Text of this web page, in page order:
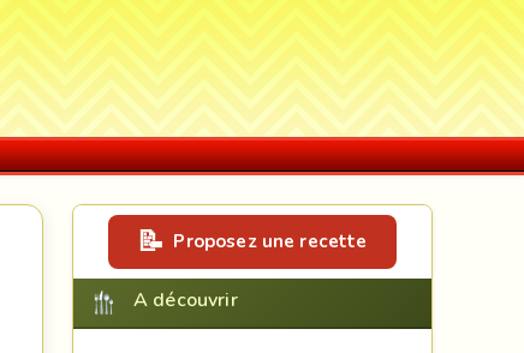
Proposez une recette
A découvrir